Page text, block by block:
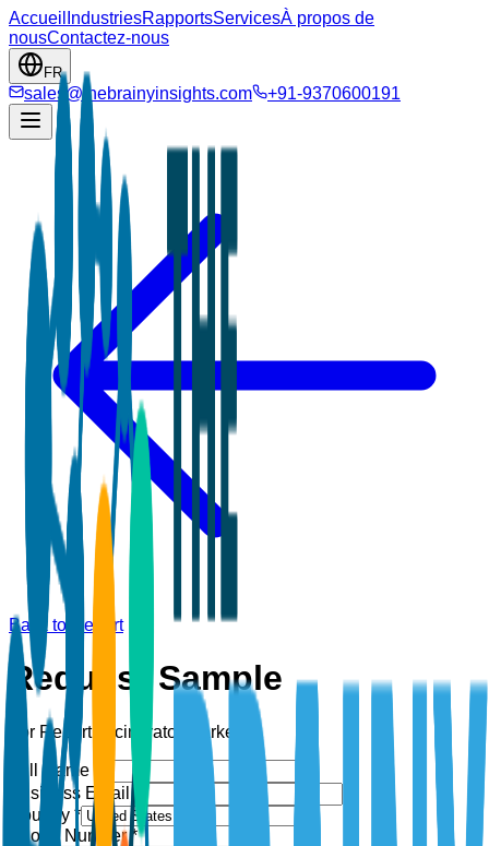
Accueil IndustriesRapportsServicesÀ propos de
nousContactez-nous
FR
sales@thebrainyinsights.com +91-9370600191
Back to Report
Request Sample
For Report: Incinerator Market
Full Name *
Business Email *
Country *
Phone Number *